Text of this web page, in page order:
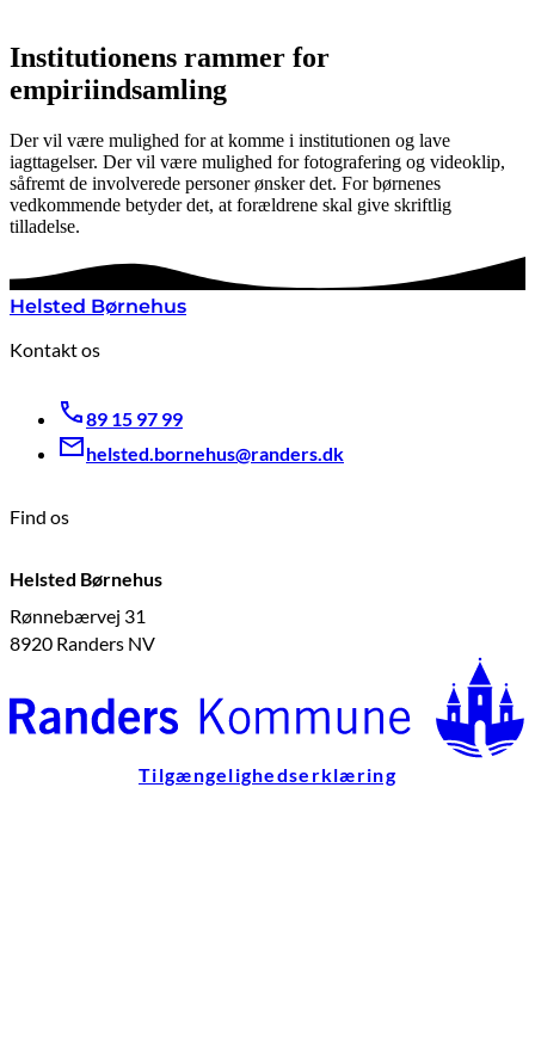
Institutionens rammer for
empiriindsamling
Der vil være mulighed for at komme i institutionen og lave
iagttagelser. Der vil være mulighed for fotografering og videoklip,
såfremt de involverede personer ønsker det. For børnenes
vedkommende betyder det, at forældrene skal give skriftlig
tilladelse.
Helsted Børnehus
Kontakt os
89 15 97 99
helsted.bornehus@randers.dk
Find os
Helsted Børnehus
Rønnebærvej 31
8920 Randers NV
Tilgængelighedserklæring